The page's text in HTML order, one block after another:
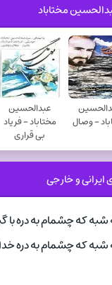
مختاباد
- وصال
عبدالحسین
مختاباد - فریاد
بی قراری
و خارجی
که چشمام به دره با
که چشمام به دره